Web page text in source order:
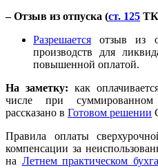
– Отзыв из отпуска (ст. 125
Разрешается отзыв из
производств для
повышенной оплатой.
На заметку: как
числе при
рассказано в Готовом решении
Правила оплаты
компенсации за
на Летнем практическом